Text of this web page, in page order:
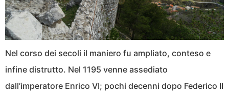
Nel corso dei secoli il maniero fu ampliato, conteso e
infine distrutto. Nel 1195 venne assediato
dall’imperatore Enrico VI; pochi decenni dopo Federico II